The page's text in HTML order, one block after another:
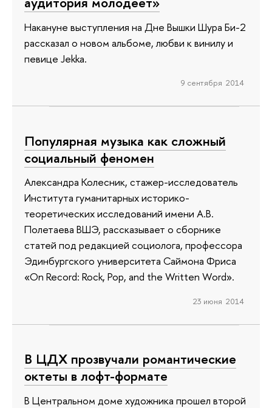
Накануне выступления на Дне Вышки Шура Би-2
рассказал о новом альбоме, любви к винилу и
певице Jekka.
9 сентября 2014
Популярная музыка как сложный
социальный феномен
Александра Колесник, стажер-исследователь
Института гуманитарных историко-
теоретических исследований имени А.В.
Полетаева ВШЭ, рассказывает о сборнике
статей под редакцией социолога, профессора
Эдинбургского университета Саймона Фриса
«On Record: Rock, Pop, and the Written Word».
23 июня 2014
В ЦДХ прозвучали романтические
октеты в лофт-формате
В Центральном доме художника прошел второй